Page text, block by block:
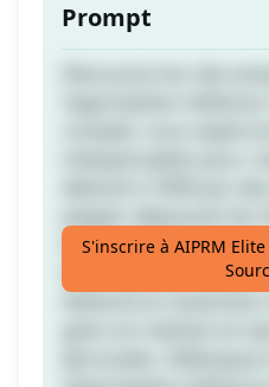
Prompt
tirant parti de la
titre. Apprenez à
S'inscrire à AIPRM